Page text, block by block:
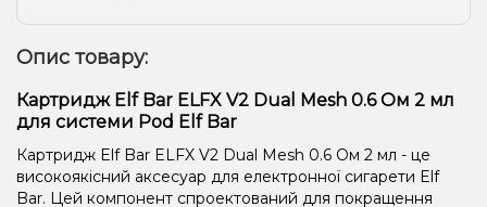
Опис товару:
Картридж Elf Bar ELFX V2 Dual Mesh 0.6 Ом 2 мл
для системи Pod Elf Bar
Картридж Elf Bar ELFX V2 Dual Mesh 0.6 Ом 2 мл - це
високоякісний аксесуар для електронної сигарети Elf
Bar. Цей компонент спроектований для покращення